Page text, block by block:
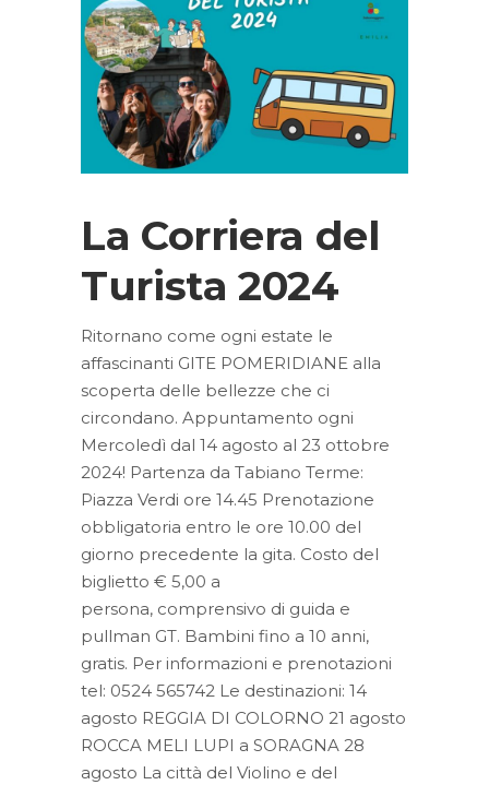
La Corriera del
Turista 2024
Ritornano come ogni estate le
affascinanti GITE POMERIDIANE alla
scoperta delle bellezze che ci
circondano. Appuntamento ogni
Mercoledì dal 14 agosto al 23 ottobre
2024! Partenza da Tabiano Terme:
Piazza Verdi ore 14.45 Prenotazione
obbligatoria entro le ore 10.00 del
giorno precedente la gita. Costo del
biglietto € 5,00 a
persona, comprensivo di guida e
pullman GT. Bambini fino a 10 anni,
gratis. Per informazioni e prenotazioni
tel: 0524 565742 Le destinazioni: 14
agosto REGGIA DI COLORNO 21 agosto
ROCCA MELI LUPI a SORAGNA 28
agosto La città del Violino e del